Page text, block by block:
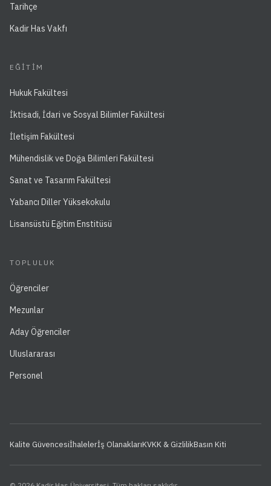
Tarihçe
Kadir Has Vakfı
EĞITIM
Hukuk Fakültesi
İktisadi, İdari ve Sosyal Bilimler Fakültesi
İletişim Fakültesi
Mühendislik ve Doğa Bilimleri Fakültesi
Sanat ve Tasarım Fakültesi
Yabancı Diller Yüksekokulu
Lisansüstü Eğitim Enstitüsü
TOPLULUK
Öğrenciler
Mezunlar
Aday Öğrenciler
Uluslararası
Personel
Kalite Güvencesiİhalelerİş OlanaklarıKVKK & GizlilikBasın Kiti